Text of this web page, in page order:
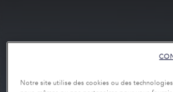
Notre site utilise des cookies ou des